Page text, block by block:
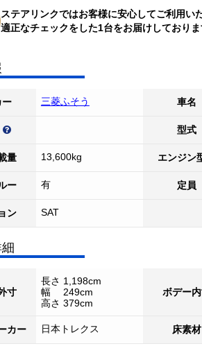
ステアリンクではお客様に安心してご利用い
適正なチェックをした1台をお届けしておりま
ー 三菱ふそう 車名
型式
量 13,600kg エンジン
ー 有 定員
ン SAT
寸
長さ 1,198cm
幅 249cm
高さ 379cm
ボデー
カー 日本トレクス 床素材